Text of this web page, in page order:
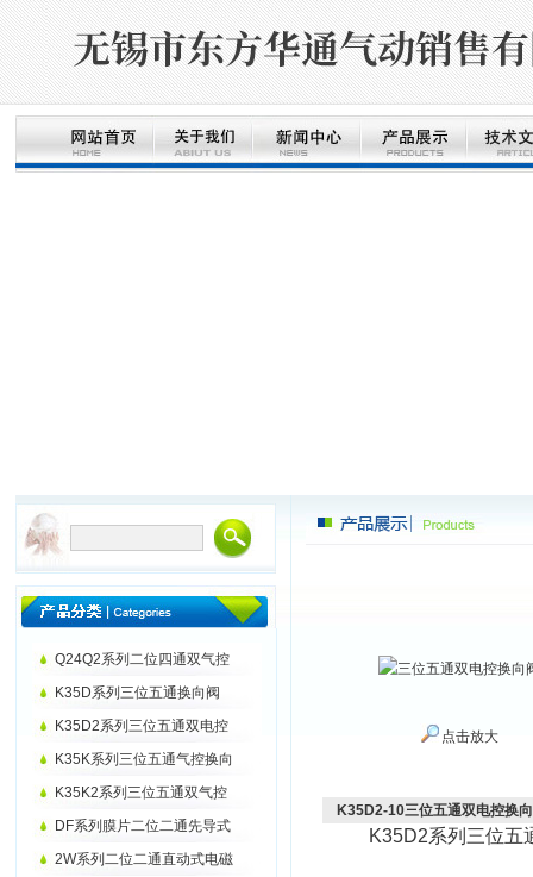
Q24Q2系列二位四通双气控
K35D系列三位五通换向阀
K35D2系列三位五通双电控
K35K系列三位五通气控换向
K35K2系列三位五通双气控
DF系列膜片二位二通先导式
2W系列二位二通直动式电磁
点击放大
K35D2-10三位五通双电控换
K35D2系列三位五